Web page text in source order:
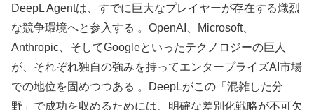
DeepL Agentは、すでに巨大なプレイヤーが存在する熾烈
な競争環境へと参入する 。OpenAI、Microsoft、
Anthropic、そしてGoogleといったテクノロジーの巨人
が、それぞれ独自の強みを持ってエンタープライズAI市場
での地位を固めつつある 。DeepLがこの「混雑した分
野」で成功を収めるためには、明確な差別化戦略が不可欠